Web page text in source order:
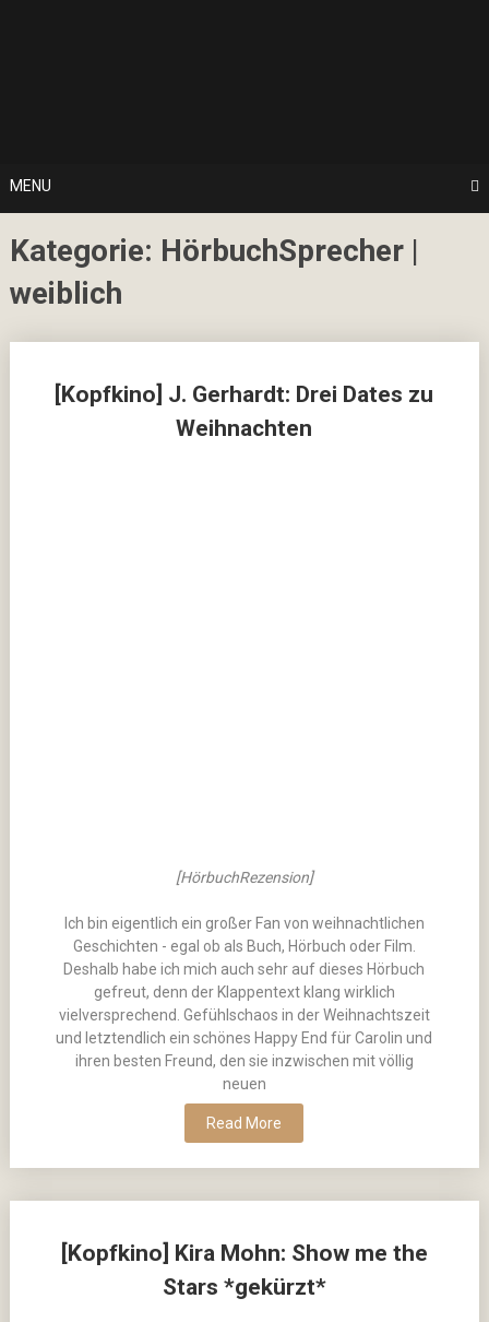
MENU
Kategorie: HörbuchSprecher |
weiblich
[Kopfkino] J. Gerhardt: Drei Dates zu
Weihnachten
[HörbuchRezension]
Ich bin eigentlich ein großer Fan von weihnachtlichen
Geschichten - egal ob als Buch, Hörbuch oder Film.
Deshalb habe ich mich auch sehr auf dieses Hörbuch
gefreut, denn der Klappentext klang wirklich
vielversprechend. Gefühlschaos in der Weihnachtszeit
und letztendlich ein schönes Happy End für Carolin und
ihren besten Freund, den sie inzwischen mit völlig
neuen
Read More
[Kopfkino] Kira Mohn: Show me the
Stars *gekürzt*
navigation